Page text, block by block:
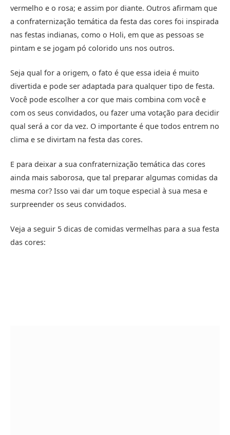
vermelho e o rosa; e assim por diante. Outros afirmam que
a confraternização temática da festa das cores foi inspirada
nas festas indianas, como o Holi, em que as pessoas se
pintam e se jogam pó colorido uns nos outros.
Seja qual for a origem, o fato é que essa ideia é muito
divertida e pode ser adaptada para qualquer tipo de festa.
Você pode escolher a cor que mais combina com você e
com os seus convidados, ou fazer uma votação para decidir
qual será a cor da vez. O importante é que todos entrem no
clima e se divirtam na festa das cores.
E para deixar a sua confraternização temática das cores
ainda mais saborosa, que tal preparar algumas comidas da
mesma cor? Isso vai dar um toque especial à sua mesa e
surpreender os seus convidados.
Veja a seguir 5 dicas de comidas vermelhas para a sua festa
das cores: